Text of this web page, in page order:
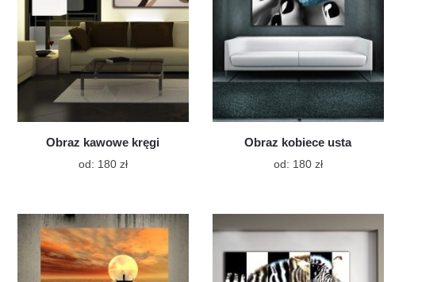
Obraz kawowe kręgi
od: 180 złTen
wiele
wariantów.
Opcje
można
Obraz kobiece usta
od: 180 złTen
wiele
wariantów.
Opcje
można